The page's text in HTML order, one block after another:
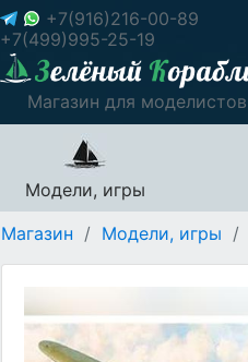
+7(916)216-00-89
+7(499)995-25-19
Магазин для моделистов
Модели, игры
Магазин / Модели, игры /